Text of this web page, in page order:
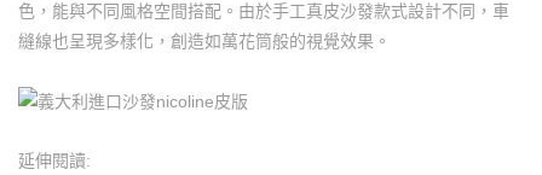
色，能與不同風格空間搭配。由於手工真皮沙發款式設計不同，車
縫線也呈現多樣化，創造如萬花筒般的視覺效果。
延伸閱讀: